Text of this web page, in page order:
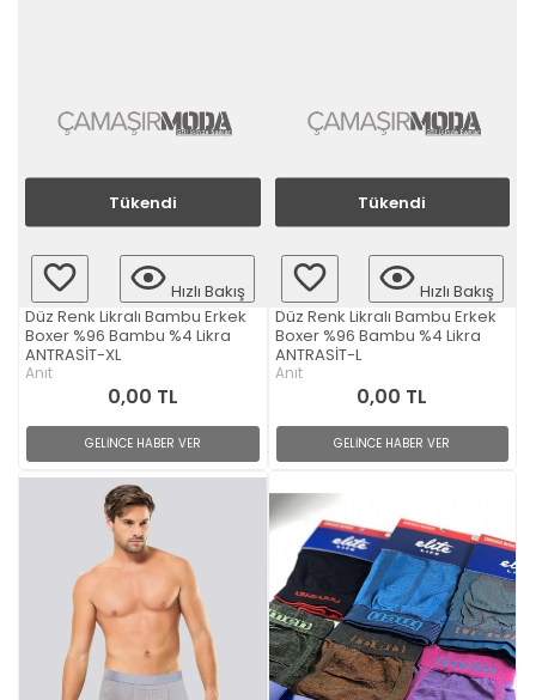
Tükendi
Hızlı Bakış
Düz Renk Likralı Bambu Erkek
Boxer %96 Bambu %4 Likra
ANTRASİT-XL
Anıt
0,00 TL
GELİNCE HABER VER
Tükendi
Hızlı Bakış
Düz Renk Likralı Bambu Erkek
Boxer %96 Bambu %4 Likra
ANTRASİT-L
Anıt
0,00 TL
GELİNCE HABER VER